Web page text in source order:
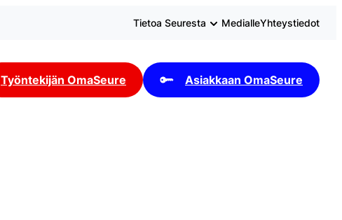
Tietoa Seuresta MedialleYhteystiedot
Työntekijän OmaSeure Asiakkaan OmaSeure